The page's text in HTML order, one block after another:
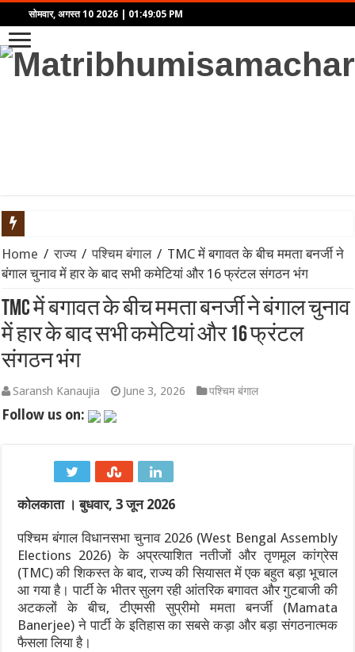
सोमवार, अगस्त 10 2026 01:49:05 PM
10 अगस्त 2026 का विस्तृत राशिफल: जानें आपकी राशि के सितारे क्या
JPSC Scam: CID पूछताछ से पहले JPSC के 3 सदस्यों का बड़ा इस्तीफा,
देशभर में मानसून की फिर से जोरदार वापसी: कानपुर और यूपी के लिए
PM Modi Meets CWG 2026 Medal Winners: ‘जो खेलेगा, वो
महंगाई का झटका: महाराष्ट्र में 11 अगस्त से महंगे होंगे गाय और भैंस के
खुद को केवल शरीर या मन समझना है बड़ा भ्रम! अष्टावक्र गीता से समझें
होर्मुज जलडमरूमध्य में अमेरिका-ईरान तनाव से समुद्री मार्ग बाधित:
सोने की कीमतों में रिकॉर्ड उछाल: जानिए क्यों बढ़ रहे हैं भाव और निवेशकों के
चोट के बाद धमाकेदार वापसी: असम की अश्मिता चालिहा ने कोरिया
Home / राज्य / पश्चिम बंगाल / TMC में बगावत के बीच ममता बनर्जी ने
बंगाल चुनाव में हार के बाद सभी कमेटियां और 16 फ्रंटल संगठन भंग
TMC में बगावत के बीच ममता बनर्जी ने बंगाल चुनाव
में हार के बाद सभी कमेटियां और 16 फ्रंटल
संगठन भंग
Saransh Kanaujia June 3, 2026 पश्चिम बंगाल
Follow us on:
कोलकाता । बुधवार, 3 जून 2026
पश्चिम बंगाल विधानसभा चुनाव 2026 (West Bengal Assembly
Elections 2026) के अप्रत्याशित नतीजों और तृणमूल कांग्रेस
(TMC) की शिकस्त के बाद, राज्य की सियासत में एक बहुत बड़ा भूचाल
आ गया है। पार्टी के भीतर सुलग रही आंतरिक बगावत और गुटबाजी की
अटकलों के बीच, टीएमसी सुप्रीमो ममता बनर्जी (Mamata
Banerjee) ने पार्टी के इतिहास का सबसे कड़ा और बड़ा संगठनात्मक
फैसला लिया है।